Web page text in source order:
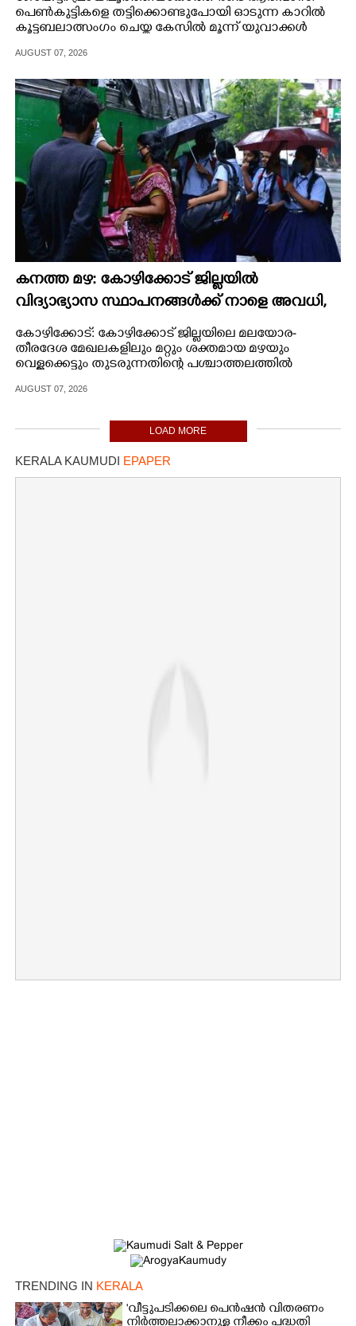
പിടിയിൽ
പെൺകുട്ടികളെ തട്ടിക്കൊണ്ടുപോയി ഓടുന്ന കാറിൽ
കൂട്ടബലാത്സംഗം ചെയ്ത കേസിൽ മൂന്ന് യുവാക്കൾ
AUGUST 07, 2026
കനത്ത മഴ: കോഴിക്കോട് ജില്ലയിൽ
വിദ്യാഭ്യാസ സ്ഥാപനങ്ങൾക്ക് നാളെ അവധി,​
പ്രൊഫഷണൽ കോളേജുകൾക്ക് ബാധകമല്ല
കോഴിക്കോട്: കോഴിക്കോട് ജില്ലയിലെ മലയോര-
തീരദേശ മേഖലകളിലും മറ്റും ശക്തമായ മഴയും
വെള്ളക്കെട്ടും തുടരുന്നതിന്റെ പശ്ചാത്തലത്തിൽ
പ്രഖ്യാപിച്ചു.
AUGUST 07, 2026
LOAD MORE
KERALA KAUMUDI EPAPER
TRENDING IN KERALA
'വീട്ടുപടിക്കലെ പെൻഷൻ വിതരണം